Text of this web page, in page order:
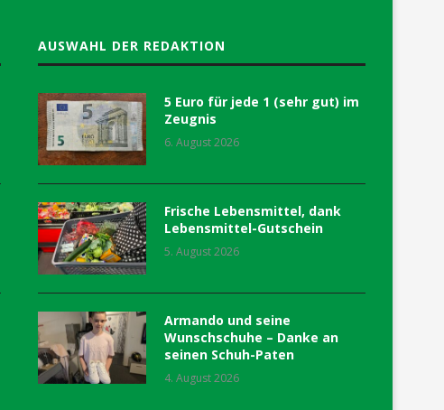
AUSWAHL DER REDAKTION
5 Euro für jede 1 (sehr gut) im
Zeugnis
6. August 2026
Frische Lebensmittel, dank
Lebensmittel-Gutschein
5. August 2026
Armando und seine
Wunschschuhe – Danke an
seinen Schuh-Paten
4. August 2026